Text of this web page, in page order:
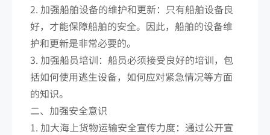
2. 加强船舶设备的维护和更新：只有船舶设备良
好，才能保障船舶的安全。因此，船舶的设备维
护和更新是非常必要的。
3. 加强船员培训：船员必须接受良好的培训，包
括如何使用逃生设备，如何应对紧急情况等方面
的知识。
二、加强安全意识
1. 加大海上货物运输安全宣传力度：通过公开宣